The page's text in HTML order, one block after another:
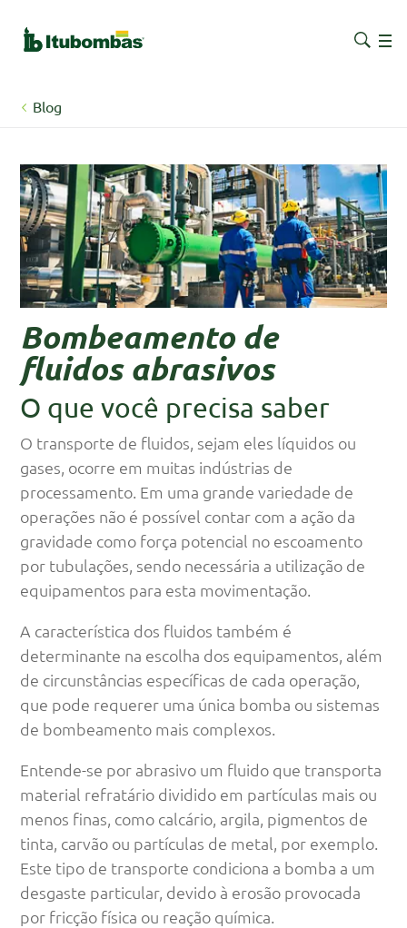
Blog
Bombeamento de
fluidos abrasivos
O que você precisa saber
O transporte de fluidos, sejam eles líquidos ou
gases, ocorre em muitas indústrias de
processamento. Em uma grande variedade de
operações não é possível contar com a ação da
gravidade como força potencial no escoamento
por tubulações, sendo necessária a utilização de
equipamentos para esta movimentação.
A característica dos fluidos também é
determinante na escolha dos equipamentos, além
de circunstâncias específicas de cada operação,
que pode requerer uma única bomba ou sistemas
de bombeamento mais complexos.
Entende-se por abrasivo um fluido que transporta
material refratário dividido em partículas mais ou
menos finas, como calcário, argila, pigmentos de
tinta, carvão ou partículas de metal, por exemplo.
Este tipo de transporte condiciona a bomba a um
desgaste particular, devido à erosão provocada
por fricção física ou reação química.